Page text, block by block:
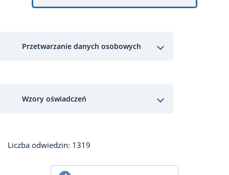
Przetwarzanie danych osobowych
Wzory oświadczeń
Liczba odwiedzin: 1319